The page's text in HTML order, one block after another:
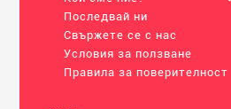
Последвай ни
Свържете се с нас
Условия за ползване
Правила за поверителност